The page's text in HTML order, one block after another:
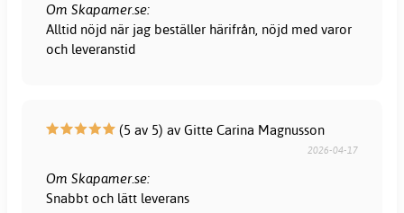
Om Skapamer.se:
Alltid nöjd när jag beställer härifrån, nöjd med varor
och leveranstid
(5 av 5) av Gitte Carina Magnusson
2026-04-17
Om Skapamer.se:
Snabbt och lätt leverans